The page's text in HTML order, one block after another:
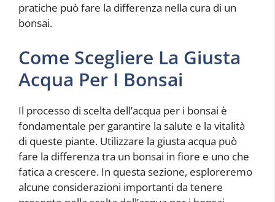
pratiche può fare la differenza nella cura di un
bonsai.
Come Scegliere La Giusta
Acqua Per I Bonsai
Il processo di scelta dell’acqua per i bonsai è
fondamentale per garantire la salute e la vitalità
di queste piante. Utilizzare la giusta acqua può
fare la differenza tra un bonsai in fiore e uno che
fatica a crescere. In questa sezione, esploreremo
alcune considerazioni importanti da tenere